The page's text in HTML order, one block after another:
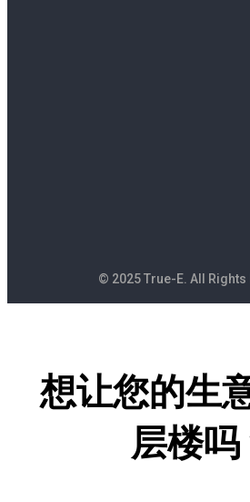
© 2025 True-E. All Rights
想让您的生
层楼吗